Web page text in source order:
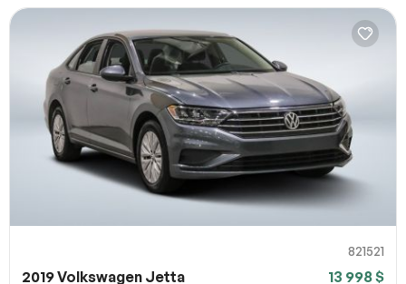
821521
2019 Volkswagen Jetta 13 998 $